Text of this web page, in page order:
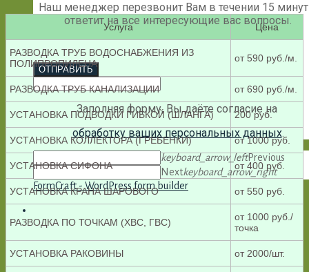
Наш менеджер перезвонит Вам в течении 15
ответит на все интересующие вас вопросы.
ОТПРАВИТЬ
Заполняя форму, Вы даёте согласие на
обработку ваших персональных данных.
keyboard_arrow_leftPrevious
Nextkeyboard_arrow_right
FormCraft - WordPress form builder
Услуга Цена
РАЗВОДКА ТРУБ ВОДОСНАБЖЕНИЯ ИЗ
ПОЛИПРОПИЛЕНА
от 590 руб./м.
РАЗВОДКА ТРУБ КАНАЛИЗАЦИИ от 690 руб./м.
УСТАНОВКА ПОДВОДКИ ГИБКОЙ (ШЛАНГА) 200 руб.
УСТАНОВКА КОЛЛЕКТОРА (ГРЕБЕНКИ) от 1000 руб.
УСТАНОВКА СИФОНА от 400 руб.
УСТАНОВКА КРАНА ШАРОВОГО от 550 руб.
РАЗВОДКА ПО ТОЧКАМ (ХВС, ГВС)
от 1000 руб./
точка
УСТАНОВКА РАКОВИНЫ от 2000/шт.